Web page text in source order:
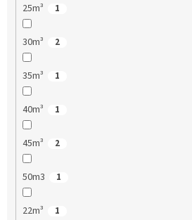
25m³ 1
30m³ 2
35m³ 1
40m³ 1
45m³ 2
50m3 1
22m³ 1